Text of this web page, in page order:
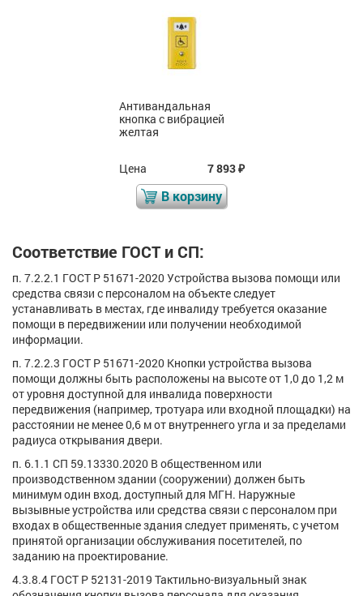
Антивандальная
кнопка с вибрацией
желтая
Цена 7 893₽
В корзину
Соответствие ГОСТ и СП:
п. 7.2.2.1 ГОСТ Р 51671-2020 Устройства вызова помощи или
средства связи с персоналом на объекте следует
устанавливать в местах, где инвалиду требуется оказание
помощи в передвижении или получении необходимой
информации.
п. 7.2.2.3 ГОСТ Р 51671-2020 Кнопки устройства вызова
помощи должны быть расположены на высоте от 1,0 до 1,2 м
от уровня доступной для инвалида поверхности
передвижения (например, тротуара или входной площадки) на
расстоянии не менее 0,6 м от внутреннего угла и за пределами
радиуса открывания двери.
п. 6.1.1 СП 59.13330.2020 В общественном или
производственном здании (сооружении) должен быть
минимум один вход, доступный для МГН. Наружные
вызывные устройства или средства связи с персоналом при
входах в общественные здания следует применять, с учетом
принятой организации обслуживания посетителей, по
заданию на проектирование.
4.3.8.4 ГОСТ Р 52131-2019 Тактильно-визуальный знак